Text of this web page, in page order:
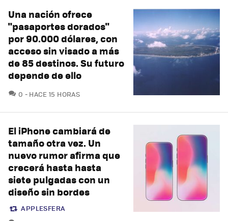
Una nación ofrece
"pasaportes dorados"
por 90.000 dólares, con
acceso sin visado a más
de 85 destinos. Su futuro
depende de ello
0 COMENTARIOS
HACE 15 HORAS
El iPhone cambiará de
tamaño otra vez. Un
nuevo rumor afirma que
crecerá hasta hasta
siete pulgadas con un
diseño sin bordes
APPLESFERA